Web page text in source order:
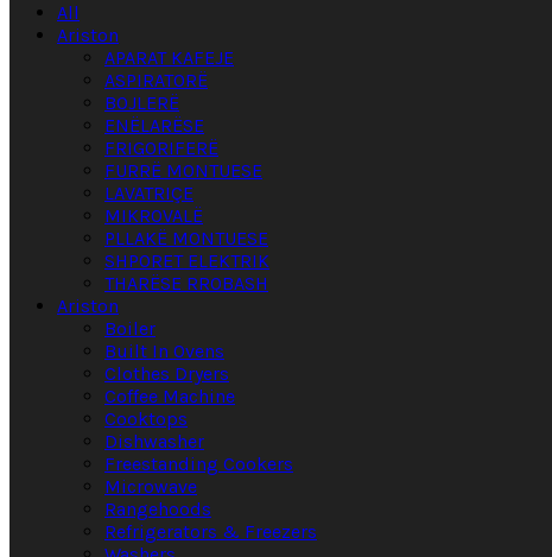
All
Ariston
APARAT KAFEJE
ASPIRATORË
BOJLERË
ENËLARËSE
FRIGORIFERË
FURRË MONTUESE
LAVATRIÇE
MIKROVALË
PLLAKË MONTUESE
SHPORET ELEKTRIK
THARËSE RROBASH
Ariston
Boiler
Built In Ovens
Clothes Dryers
Coffee Machine
Cooktops
Dishwasher
Freestanding Cookers
Microwave
Rangehoods
Refrigerators & Freezers